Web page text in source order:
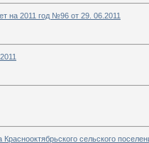
на 2011 год №96 от 29. 06.2011
сельского